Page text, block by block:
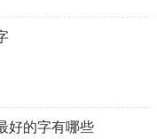
好的字有哪些